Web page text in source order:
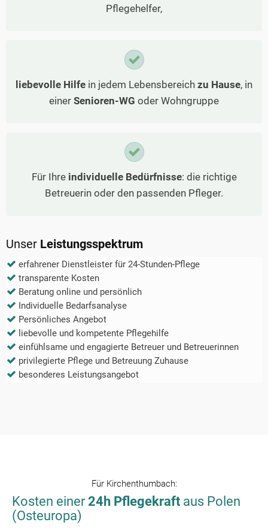
Pflegehelfer,
liebevolle Hilfe in jedem Lebensbereich zu Hause, in
einer Senioren-WG oder Wohngruppe
Für Ihre individuelle Bedürfnisse: die richtige
Betreuerin oder den passenden Pfleger.
Unser Leistungsspektrum
erfahrener Dienstleister für 24-Stunden-Pflege
transparente Kosten
Beratung online und persönlich
Individuelle Bedarfsanalyse
Persönliches Angebot
liebevolle und kompetente Pflegehilfe
einfühlsame und engagierte Betreuer und Betreuerinnen
privilegierte Pflege und Betreuung Zuhause
besonderes Leistungsangebot
Für Kirchenthumbach:
Kosten einer24h Pflegekraft aus Polen
(Osteuropa)